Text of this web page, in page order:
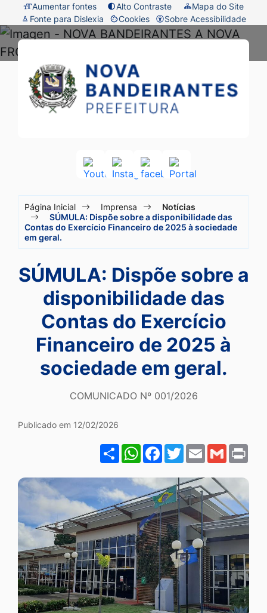
Seção
de
atalhos
e
links
de
acessibilidade
Ir
para
o
conteúdo
[alt+1]
para
busca
Ir
rodapé
[alt+4]
Aumentar fontes Alto Contraste
Mapa do Site
Fonte para Dislexia
Cookies
Abrir
de
cookies
Sobre Acessibilidade
Seção
do
menu
principal
Prefeitura
de
Nova
Acessar
Social
Youtube
Acessar
Social
Instagram
Acessar
Social
facebook
Acessar
Social
Portal
do
menu
Página Inicial Imprensa
Notícias
SÚMULA: Dispõe sobre a disponibilidade das
Contas do Exercício Financeiro de 2025 à sociedade
em geral.
SÚMULA: Dispõe sobre a
disponibilidade das
Contas do Exercício
Financeiro de 2025 à
sociedade em geral.
COMUNICADO Nº 001/2026
Publicado em 12/02/2026
ShareWhatsApp
Facebook
Twitter
EmailGmail